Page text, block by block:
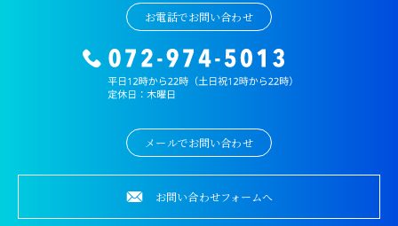
お電話でお問い合わせ
メールでお問い合わせ
お問い合わせフォームへ